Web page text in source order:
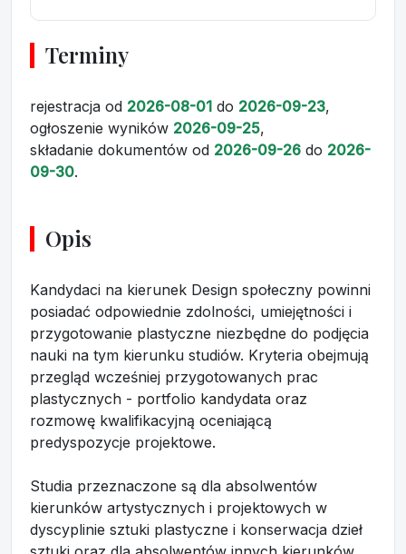
Terminy
rejestracja od 2026-08-01 do 2026-09-23,
ogłoszenie wyników 2026-09-25,
składanie dokumentów od 2026-09-26 do 2026-
09-30.
Opis
Kandydaci na kierunek Design społeczny powinni
posiadać odpowiednie zdolności, umiejętności i
przygotowanie plastyczne niezbędne do podjęcia
nauki na tym kierunku studiów. Kryteria obejmują
przegląd wcześniej przygotowanych prac
plastycznych - portfolio kandydata oraz
rozmowę kwalifikacyjną oceniającą
predyspozycje projektowe.
Studia przeznaczone są dla absolwentów
kierunków artystycznych i projektowych w
dyscyplinie sztuki plastyczne i konserwacja dzieł